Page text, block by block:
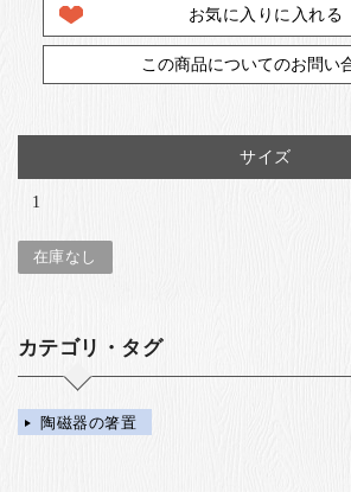
お気に入りに入れる
この商品についてのお問い
サイズ
1
在庫なし
カテゴリ・タグ
陶磁器の箸置